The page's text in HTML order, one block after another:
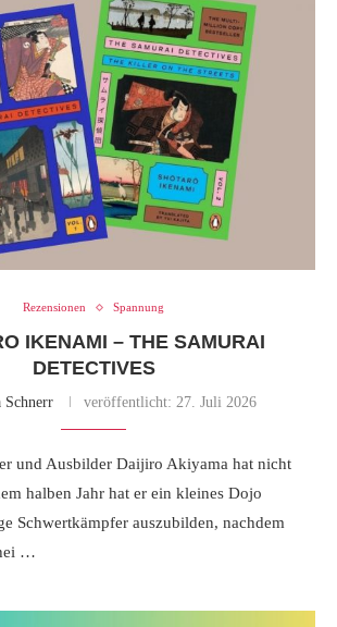
Rezensionen Spannung
IKENAMI – THE SAMURAI
DETECTIVES
Schnerr veröffentlicht: 27. Juli 2026
und Ausbilder Daijiro Akiyama hat nicht
halben Jahr hat er ein kleines Dojo
Schwertkämpfer auszubilden, nachdem
…